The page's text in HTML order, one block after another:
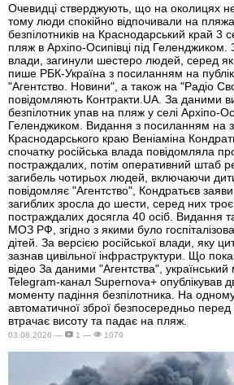
Очевидці стверджують, що на околицях
тому люди спокійно відпочивали на
безпілотників на Краснодарський край 3
пляж в Архіпо-Осипівці під Геленджиком.
влади, загинули шестеро людей, серед
пише РБК-Україна з посиланням на
"Агентство. Новини", а також на "Радіо
повідомляють Контракти.UA. За даними
безпілотник упав на пляж у селі Архіпо-
Геленджиком. Видання з посиланням на
Краснодарського краю Веніаміна
спочатку російська влада повідомляла
постраждалих, потім оперативний штаб
загибель чотирьох людей, включаючи
повідомляє "Агентство", Кондратьєв
загиблих зросла до шести, серед них троє
постраждалих досягла 40 осіб. Видання
МОЗ РФ, згідно з якими було
дітей. За версією російської влади, яку
зазнав цивільної інфраструктури. Що
відео За даними "Агентства", український
Telegram-канал Supernova+ опублікував
моменту падіння безпілотника. На
автоматичної зброї безпосередньо перед
втрачає висоту та падає на пляж.
03.08.2026 — 1 — 1079